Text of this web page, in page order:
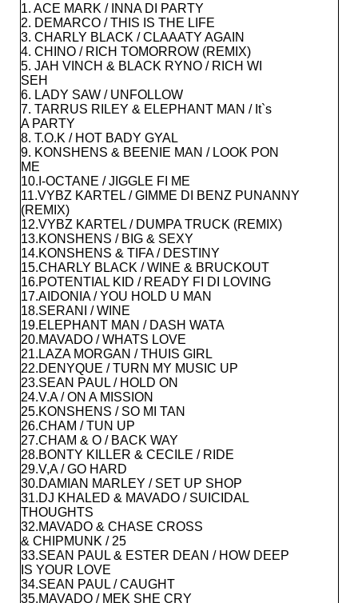
1. ACE MARK / INNA DI PARTY
2. DEMARCO / THIS IS THE LIFE
3. CHARLY BLACK / CLAAATY AGAIN
4. CHINO / RICH TOMORROW (REMIX)
5. JAH VINCH & BLACK RYNO / RICH WI
SEH
6. LADY SAW / UNFOLLOW
7. TARRUS RILEY & ELEPHANT MAN / It`s
A PARTY
8. T.O.K / HOT BADY GYAL
9. KONSHENS & BEENIE MAN / LOOK PON
ME
10.I-OCTANE / JIGGLE FI ME
11.VYBZ KARTEL / GIMME DI BENZ PUNANNY
(REMIX)
12.VYBZ KARTEL / DUMPA TRUCK (REMIX)
13.KONSHENS / BIG & SEXY
14.KONSHENS & TIFA / DESTINY
15.CHARLY BLACK / WINE & BRUCKOUT
16.POTENTIAL KID / READY FI DI LOVING
17.AIDONIA / YOU HOLD U MAN
18.SERANI / WINE
19.ELEPHANT MAN / DASH WATA
20.MAVADO / WHATS LOVE
21.LAZA MORGAN / THUIS GIRL
22.DENYQUE / TURN MY MUSIC UP
23.SEAN PAUL / HOLD ON
24.V.A / ON A MISSION
25.KONSHENS / SO MI TAN
26.CHAM / TUN UP
27.CHAM & O / BACK WAY
28.BONTY KILLER & CECILE / RIDE
29.V,A / GO HARD
30.DAMIAN MARLEY / SET UP SHOP
31.DJ KHALED & MAVADO / SUICIDAL
THOUGHTS
32.MAVADO & CHASE CROSS
& CHIPMUNK / 25
33.SEAN PAUL & ESTER DEAN / HOW DEEP
IS YOUR LOVE
34.SEAN PAUL / CAUGHT
35.MAVADO / MEK SHE CRY